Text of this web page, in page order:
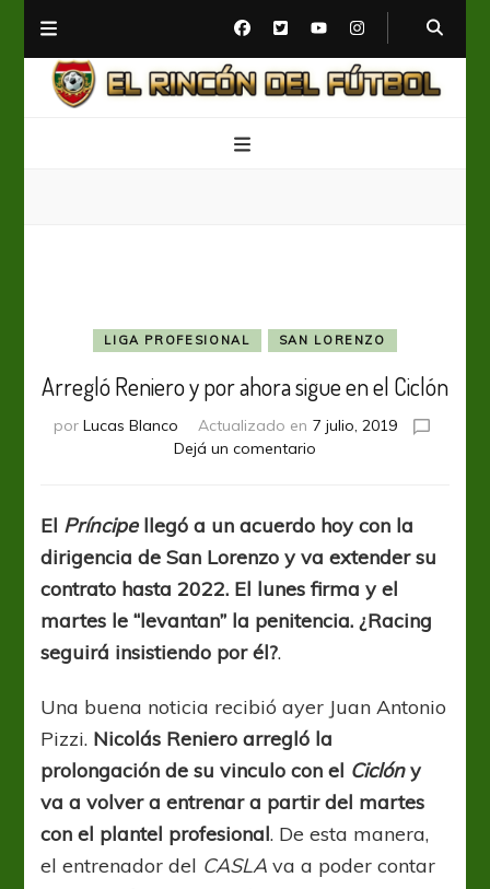
LIGA PROFESIONAL SAN LORENZO
Arregló Reniero y por ahora sigue en el Ciclón
por Lucas Blanco Actualizado en 7 julio, 2019
Dejá un comentario
y
por
ahora
sigue
el
El Príncipellegó a un acuerdo hoy con la
dirigencia de San Lorenzo y va extender su
contrato hasta 2022. El lunes firma y el
martes le “levantan” la penitencia. ¿Racing
seguirá insistiendo por él?.
Una buena noticia recibió ayer Juan Antonio
Pizzi. Nicolás Reniero arregló la
prolongación de su vinculo con el Ciclóny
va a volver a entrenar a partir del martes
con el plantel profesional. De esta manera,
el entrenador del CASLA va a poder contar